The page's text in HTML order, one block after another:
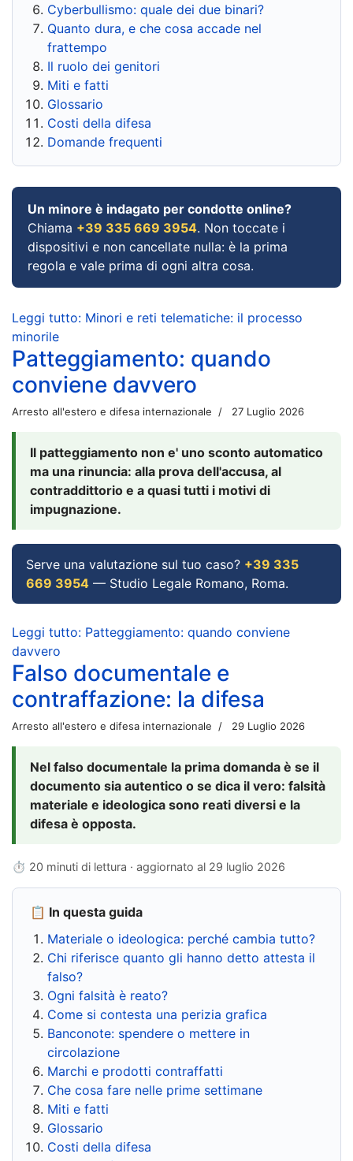
Cyberbullismo: quale dei due binari?
Quanto dura, e che cosa accade nel
frattempo
Il ruolo dei genitori
Miti e fatti
Glossario
Costi della difesa
Domande frequenti
Un minore è indagato per condotte online?
Chiama +39 335 669 3954. Non toccate i
dispositivi e non cancellate nulla: è la prima
regola e vale prima di ogni altra cosa.
Leggi tutto: Minori e reti telematiche: il processo
minorile
Patteggiamento: quando
conviene davvero
Arresto all'estero e difesa internazionale 27 Luglio 2026
Il patteggiamento non e' uno sconto automatico
ma una rinuncia: alla prova dell'accusa, al
contraddittorio e a quasi tutti i motivi di
impugnazione.
Serve una valutazione sul tuo caso? +39 335
669 3954 — Studio Legale Romano, Roma.
Leggi tutto: Patteggiamento: quando conviene
davvero
Falso documentale e
contraffazione: la difesa
Arresto all'estero e difesa internazionale 29 Luglio 2026
Nel falso documentale la prima domanda è se il
documento sia autentico o se dica il vero: falsità
materiale e ideologica sono reati diversi e la
difesa è opposta.
⏱ 20 minuti di lettura · aggiornato al 29 luglio 2026
📋 In questa guida
Materiale o ideologica: perché cambia tutto?
Chi riferisce quanto gli hanno detto attesta il
falso?
Ogni falsità è reato?
Come si contesta una perizia grafica
Banconote: spendere o mettere in
circolazione
Marchi e prodotti contraffatti
Che cosa fare nelle prime settimane
Miti e fatti
Glossario
Costi della difesa